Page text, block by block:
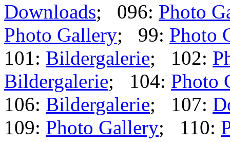
Downloads; 096: Photo
Photo Gallery; 99: Photo
101: Bildergalerie; 102:
Bildergalerie; 104: Photo
106: Bildergalerie; 107:
109: Photo Gallery; 110: